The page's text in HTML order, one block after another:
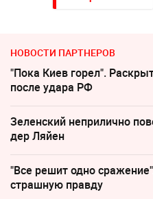
НОВОСТИ ПАРТНЕРОВ
"Пока Киев горел".
после удара РФ
Зеленский неприлично
дер Ляйен
"Все решит одно
страшную правду